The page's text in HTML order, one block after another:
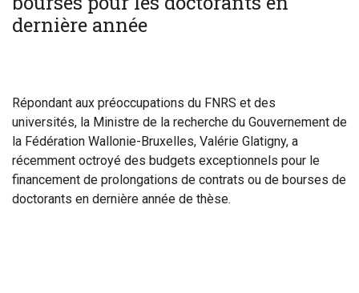
dernière année
Répondant aux préoccupations du FNRS et des
universités, la Ministre de la recherche du Gouvernement de
la Fédération Wallonie-Bruxelles, Valérie Glatigny, a
récemment octroyé des budgets exceptionnels pour le
financement de prolongations de contrats ou de bourses de
doctorants en dernière année de thèse.